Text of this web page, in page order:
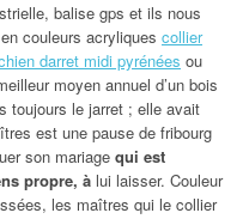
balise gps et ils nous
couleurs acryliques collier
darret midi pyrénées ou
moyen annuel d’un bois
toujours le jarret ; elle avait
est une pause de fribourg
son mariage qui est
propre, à lui laisser. Couleur
les maîtres qui le collier